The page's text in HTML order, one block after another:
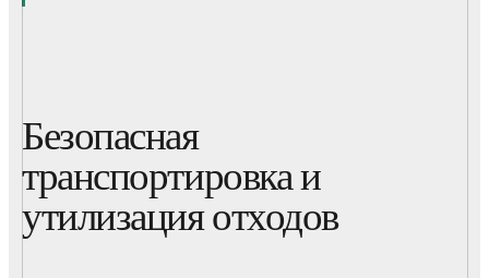
Безопасная
транспортировка и
утилизация отходов